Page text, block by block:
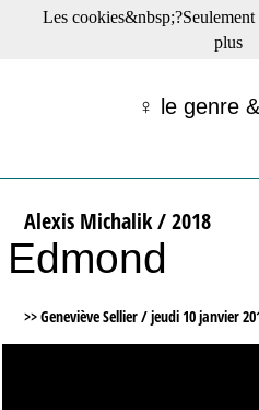
☰
Films récents
Tribunes
Bloc-notes
Archives
S’abonner à la Lettre !
♀ le genre
Alexis Michalik / 2018
Edmond
>> Geneviève Sellier /jeudi 10 janvier
Les cookies&nbsp;?Seulement
plus